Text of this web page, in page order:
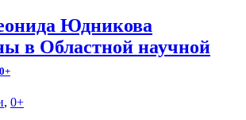
Юдникова
в Областной научной
0+
, 0+